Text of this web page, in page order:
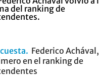
Federico Achával,
en el ranking de